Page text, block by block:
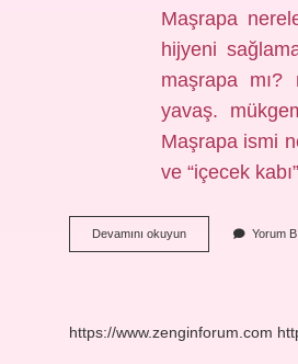
Maşrapa
hijyeni
maşrapa
yavaş.
Maşrapa ismi
ve “içecek
Devamını okuyunMaşrapa
Nedir
Yorum
https://www.zenginforum.com